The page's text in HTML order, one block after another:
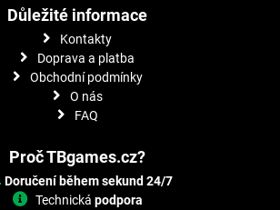
Důležité informace
Kontakty
Doprava a platba
Obchodní podmínky
O nás
FAQ
Proč TBgames.cz?
Doručení během sekund 24/7
Technická podpora